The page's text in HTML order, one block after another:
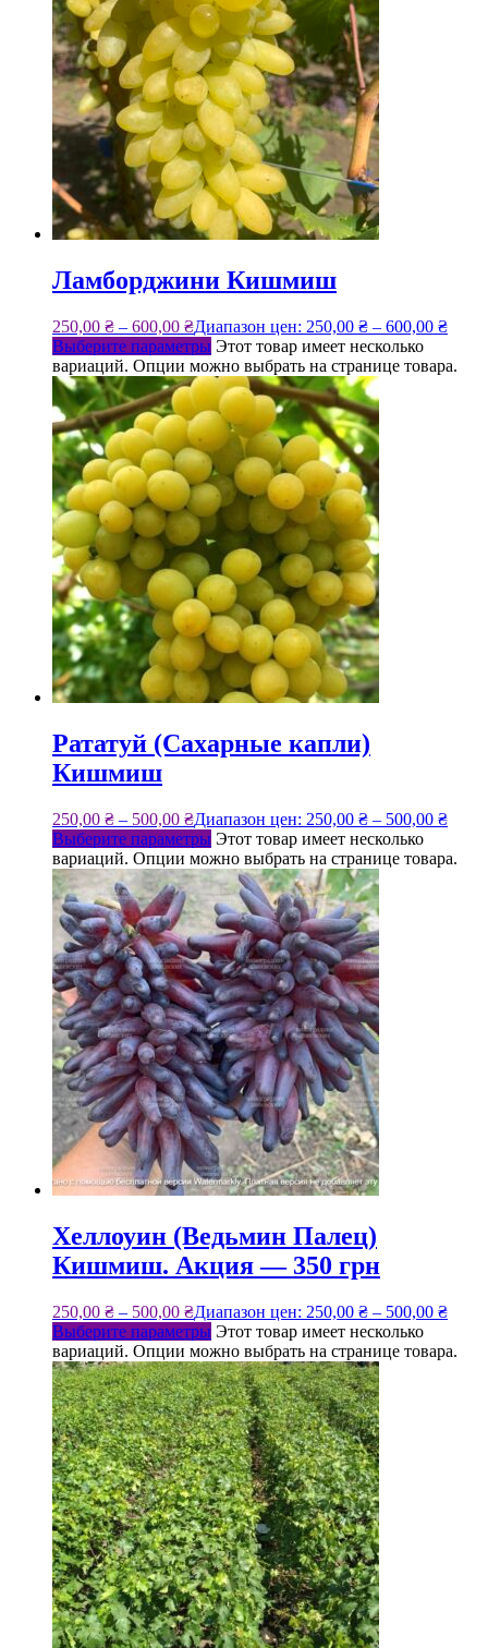
Ламборджини Кишмиш
250,00 ₴ – 600,00 ₴Диапазон цен: 250,00 ₴ – 600,00 ₴
Выберите параметры Этот товар имеет несколько
вариаций. Опции можно выбрать на странице товара.
Рататуй (Сахарные капли)
Кишмиш
250,00 ₴ – 500,00 ₴Диапазон цен: 250,00 ₴ – 500,00 ₴
Выберите параметры Этот товар имеет несколько
вариаций. Опции можно выбрать на странице товара.
Хеллоуин (Ведьмин Палец)
Кишмиш. Акция — 350 грн
250,00 ₴ – 500,00 ₴Диапазон цен: 250,00 ₴ – 500,00 ₴
Выберите параметры Этот товар имеет несколько
вариаций. Опции можно выбрать на странице товара.